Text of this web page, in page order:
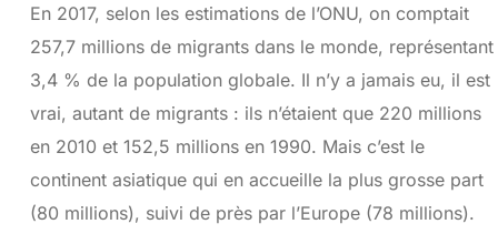
En 2017, selon les estimations de l’ONU, on comptait
257,7 millions de migrants dans le monde, représentant
3,4 % de la population globale. Il n’y a jamais eu, il est
vrai, autant de migrants : ils n’étaient que 220 millions
en 2010 et 152,5 millions en 1990. Mais c’est le
continent asiatique qui en accueille la plus grosse part
(80 millions), suivi de près par l’Europe (78 millions).